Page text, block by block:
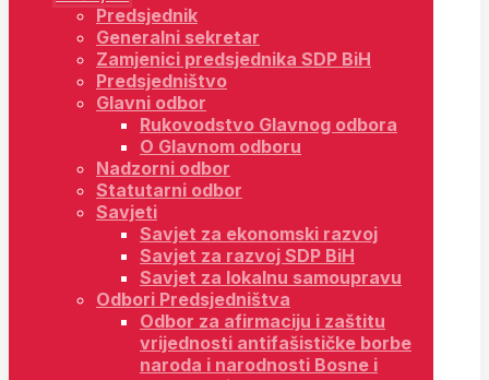
Predsjednik
Generalni sekretar
Zamjenici predsjednika SDP BiH
Predsjedništvo
Glavni odbor
Rukovodstvo Glavnog odbora
O Glavnom odboru
Nadzorni odbor
Statutarni odbor
Savjeti
Savjet za ekonomski razvoj
Savjet za razvoj SDP BiH
Savjet za lokalnu samoupravu
Odbori Predsjedništva
Odbor za afirmaciju i zaštitu
vrijednosti antifašističke borbe
naroda i narodnosti Bosne i